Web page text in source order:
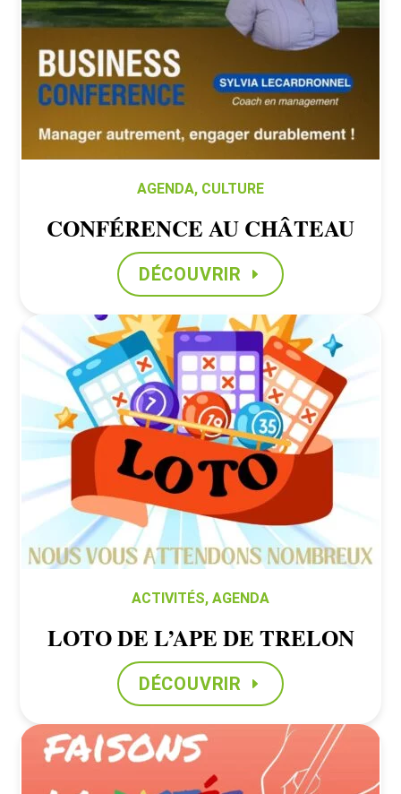
AGENDA, CULTURE
CONFÉRENCE AU CHÂTEAU
DÉCOUVRIR
ACTIVITÉS, AGENDA
LOTO DE L’APE DE TRELON
DÉCOUVRIR